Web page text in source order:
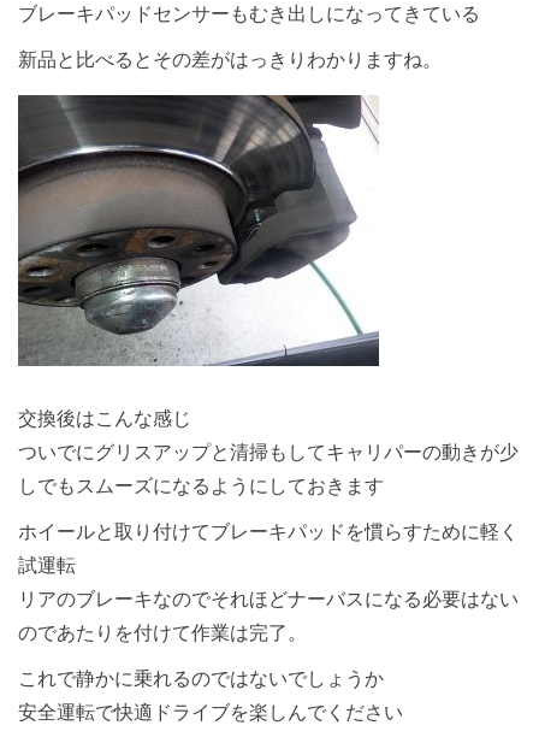
ブレーキパッドセンサーもむき出しになってきている
新品と比べるとその差がはっきりわかりますね。
交換後はこんな感じ
ついでにグリスアップと清掃もしてキャリパーの動きが少
しでもスムーズになるようにしておきます
ホイールと取り付けてブレーキパッドを慣らすために軽く
試運転
リアのブレーキなのでそれほどナーバスになる必要はない
のであたりを付けて作業は完了。
これで静かに乗れるのではないでしょうか
安全運転で快適ドライブを楽しんでください